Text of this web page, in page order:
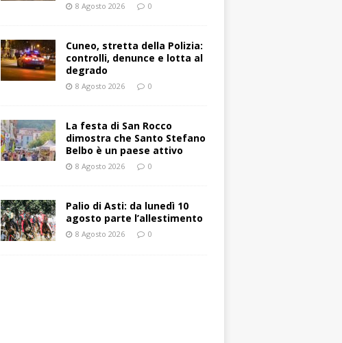
8 Agosto 2026 0
Cuneo, stretta della Polizia:
controlli, denunce e lotta al
degrado
8 Agosto 2026 0
La festa di San Rocco
dimostra che Santo Stefano
Belbo è un paese attivo
8 Agosto 2026 0
Palio di Asti: da lunedì 10
agosto parte l’allestimento
8 Agosto 2026 0